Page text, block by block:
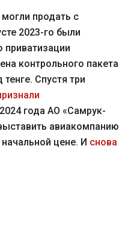
продать с
2023-го были
приватизации
контрольного пакета
Спустя три
года АО «Самрук-
авиакомпанию
цене. И снова